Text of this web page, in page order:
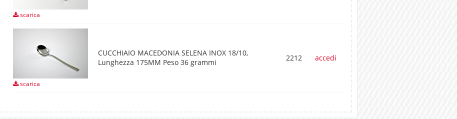
scarica
scarica
CUCCHIAIO MACEDONIA SELENA INOX 18/10,
Lunghezza 175MM Peso 36 grammi
2212 accedi